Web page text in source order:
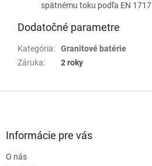
spätnému toku podľa EN 1717
Dodatočné parametre
Kategória:
Granitové batérie
Záruka: 2 roky
Informácie pre vás
O nás